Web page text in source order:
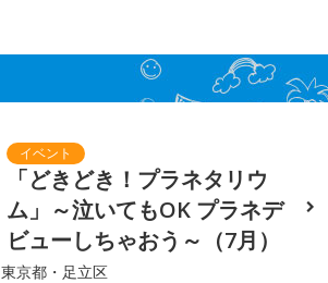
「どきどき！プラネタリウ
ム」～泣いてもOK プラネデ
ビューしちゃおう～（7月）
東京都・足立区